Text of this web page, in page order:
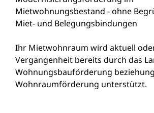
Mietwohnungsbestand - ohne
Miet- und Belegungsbindungen
Ihr Mietwohnraum wird aktuell
Vergangenheit bereits durch das
Wohnungsbauförderung
Wohnraumförderung unterstützt.